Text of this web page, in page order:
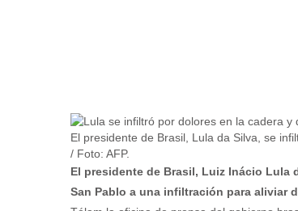
El presidente de Brasil, Lula da Silva, se
/ Foto: AFP.
El presidente de Brasil, Luiz Inácio Lula
San Pablo a una infiltración para aliviar